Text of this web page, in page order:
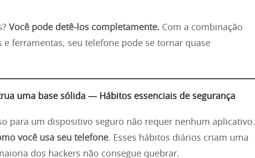
Você pode detê-los completamente. Com a combinação
e ferramentas, seu telefone pode se tornar quase
uma base sólida — Hábitos essenciais de segurança
para um dispositivo seguro não requer nenhum aplicativo.
você usa seu telefone. Esses hábitos diários criam uma
dos hackers não consegue quebrar.